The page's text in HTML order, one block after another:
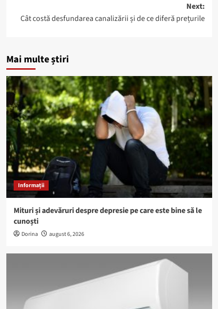
Next:
Cât costă desfundarea canalizării și de ce diferă prețurile
Mai multe știri
Informații
Mituri și adevăruri despre depresie pe care este bine să le
cunoști
Dorina august 6, 2026